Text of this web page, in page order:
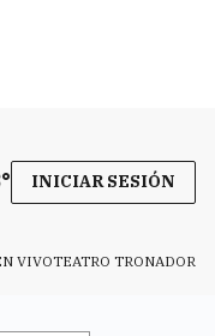
° INICIAR SESIÓN
VIVOTEATRO TRONADOR